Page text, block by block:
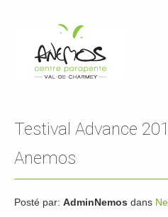
Testival Advance
Anemos
Posté par: AdminNemos dans